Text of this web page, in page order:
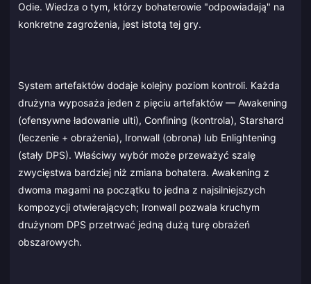
Odie. Wiedza o tym, którzy bohaterowie "odpowiadają" na
konkretne zagrożenia, jest istotą tej gry.
System artefaktów dodaje kolejny poziom kontroli. Każda
drużyna wyposaża jeden z pięciu artefaktów — Awakening
(ofensywne ładowanie ulti), Confining (kontrola), Starshard
(leczenie + obrażenia), Ironwall (obrona) lub Enlightening
(stały DPS). Właściwy wybór może przeważyć szalę
zwycięstwa bardziej niż zmiana bohatera. Awakening z
dwoma magami na początku to jedna z najsilniejszych
kompozycji otwierających; Ironwall pozwala kruchym
drużynom DPS przetrwać jedną dużą turę obrażeń
obszarowych.